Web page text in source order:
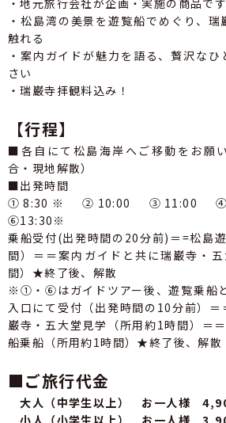
・松島湾の美景を遊覧船でめぐり、
触れる
・案内ガイドが魅力を語る、贅沢な
さい
・瑞巌寺拝観料込み！
【行程】
■各自にて松島海岸へご移動をお願
合・現地解散）
■出発時間
①8:30※ ②10:00 ③11:00
⑥13:30※
乗船受付(出発時間の20分前)＝=松島
間）＝＝案内ガイドと共に瑞巌寺・
間）★終了後、解散
※①・⑥はガイドツアー後、遊覧乗船
入口にて受付（出発時間の10分前）
巌寺・五大堂見学（所用約1時間）＝
船乗船（所用約1時間）★終了後、解散
■ご旅行代金
大人（中学生以上） お一人様
小人（小学生以上） お一人様